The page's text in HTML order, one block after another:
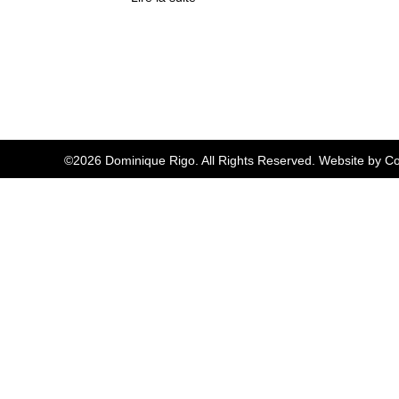
©2026 Dominique Rigo. All Rights Reserved. Website by